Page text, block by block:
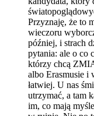
Przyznaję, że to
wieczoru
później, i strach
pytania: ale o co
którzy chcą
albo Erasmusie i
łatwiej. U nas
utrzymać, a tam
im, co mają